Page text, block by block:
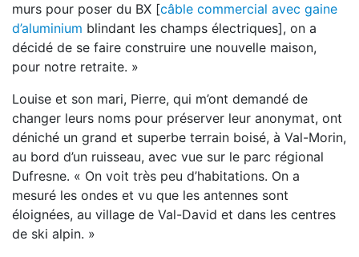
murs pour poser du BX [câble commercial avec gaine
d’aluminium blindant les champs électriques], on a
décidé de se faire construire une nouvelle maison,
pour notre retraite. »
Louise et son mari, Pierre, qui m’ont demandé de
changer leurs noms pour préserver leur anonymat, ont
déniché un grand et superbe terrain boisé, à Val-Morin,
au bord d’un ruisseau, avec vue sur le parc régional
Dufresne. « On voit très peu d’habitations. On a
mesuré les ondes et vu que les antennes sont
éloignées, au village de Val-David et dans les centres
de ski alpin. »